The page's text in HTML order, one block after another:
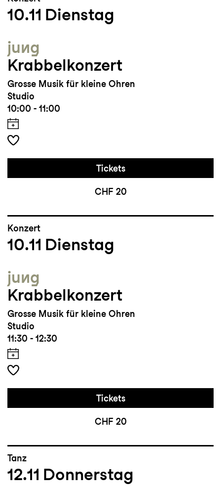
10.11 Dienstag
jung
Krabbelkonzert
Grosse Musik für kleine Ohren
Studio
10:00 - 11:00
Tickets
CHF 20
Konzert
10.11 Dienstag
jung
Krabbelkonzert
Grosse Musik für kleine Ohren
Studio
11:30 - 12:30
Tickets
CHF 20
Tanz
12.11 Donnerstag